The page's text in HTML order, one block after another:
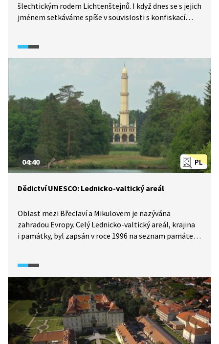
šlechtickým rodem Lichtenštejnů. I když dnes se s jejich
jménem setkáváme spíše v souvislosti s konfiskací
dědictví UNESCO. S příslušníky rodu se setkáváme
v českých dějinách i v bitvě na Moravském poli či v bitvě
na Bílé hoře. Jeden z členů tohoto rodu dokonce
předsedal soudu nad 27 českými pány v roce v 1621.
PL
04:40
Dědictví UNESCO: Lednicko-valtický areál
Oblast mezi Břeclaví a Mikulovem je nazývána
zahradou Evropy. Celý Lednicko-valtický areál, krajina
i památky, byl zapsán v roce 1996 na seznam památek
Lichtenštejnové. Dnes patří kdysi nehostinné místo
s močály k nejnavštěvovanějším památkám celé České
republiky.